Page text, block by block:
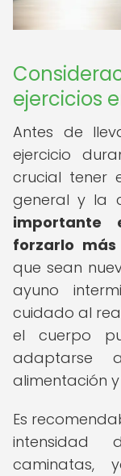
ejercicios
Antes de
ejercicio
crucial tener
general y la
importante
forzarlo
que sean
ayuno
cuidado al
el cuerpo
adaptarse
alimentación
Es
intensidad
caminatas,